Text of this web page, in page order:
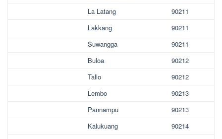
La Latang
90211
Lakkang
90211
Suwangga
90211
Buloa
90212
Tallo
90212
Lembo
90213
Pannampu
90213
Kalukuang
90214